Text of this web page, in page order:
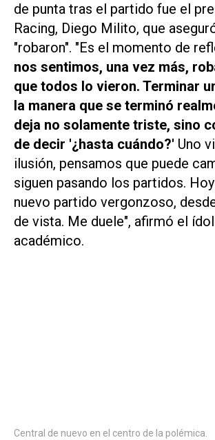
de punta tras el partido fue el
Racing, Diego Milito, que
"robaron". "Es el momento de
nos sentimos, una vez más,
que todos lo vieron. Terminar
la manera que se terminó
deja no solamente triste, sino
de decir '¿hasta cuándo?' Uno
ilusión, pensamos que puede
siguen pasando los partidos.
nuevo partido vergonzoso,
de vista. Me duele", afirmó el
académico.
Central de nuevo en el centro de la polémica.